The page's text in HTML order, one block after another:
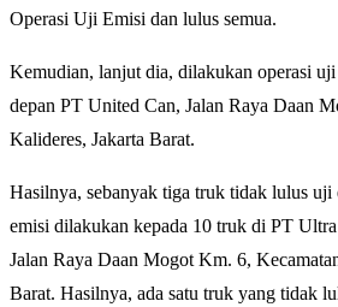
Operasi Uji Emisi dan lulus semua.
Kemudian, lanjut dia, dilakukan operasi
depan PT United Can, Jalan Raya Daan
Kalideres, Jakarta Barat.
Hasilnya, sebanyak tiga truk tidak lulus
emisi dilakukan kepada 10 truk di PT
Jalan Raya Daan Mogot Km. 6,
Barat. Hasilnya, ada satu truk yang tidak